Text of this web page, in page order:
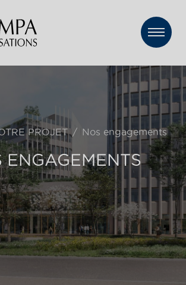
PROJET Nos engagements
ENGAGEMENTS